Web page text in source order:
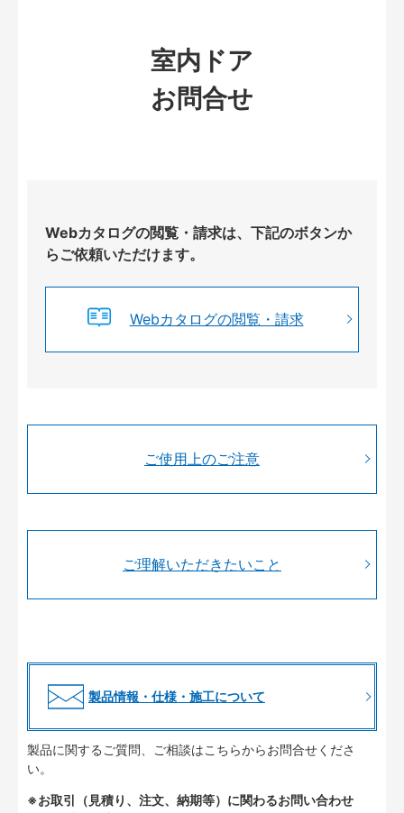
室内ドア
お問合せ
Webカタログの閲覧・請求は、下記のボタンか
らご依頼いただけます。
Webカタログの閲覧・請求
ご使用上のご注意
ご理解いただきたいこと
製品情報・仕様・施工について
製品に関するご質問、ご相談はこちらからお問合せくださ
い。
※お取引（見積り、注文、納期等）に関わるお問い合わせ